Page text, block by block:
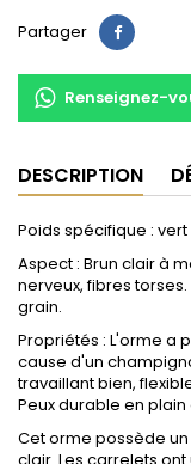
Partager Partager
Renseignez-
DESCRIPTION
Poids spécifique :
Aspect : Brun clair à
nerveux, fibres
grain.
Propriétés : L'orme a
cause d'un
travaillant bien,
Peux durable en plain
Cet orme possède